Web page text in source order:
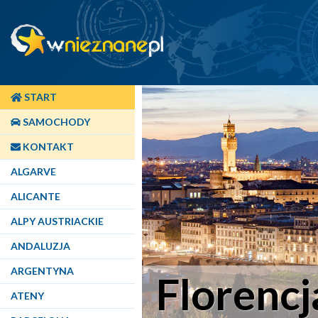
START
SAMOCHODY
KONTAKT
ALGARVE
ALICANTE
ALPY AUSTRIACKIE
ANDALUZJA
ARGENTYNA
ATENY